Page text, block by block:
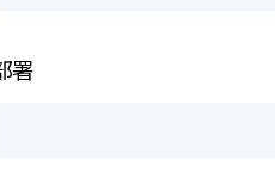
署